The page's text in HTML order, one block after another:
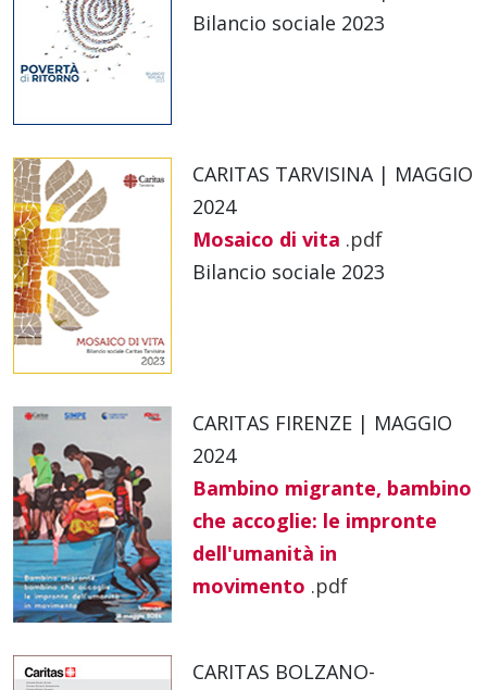
Bilancio sociale 2023
CARITAS TARVISINA | MAGGIO
2024
Mosaico di vita .pdf
Bilancio sociale 2023
CARITAS FIRENZE | MAGGIO
2024
Bambino migrante, bambino
che accoglie: le impronte
dell'umanità in
movimento .pdf
CARITAS BOLZANO-